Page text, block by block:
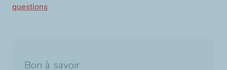
questions
Bon à savoir